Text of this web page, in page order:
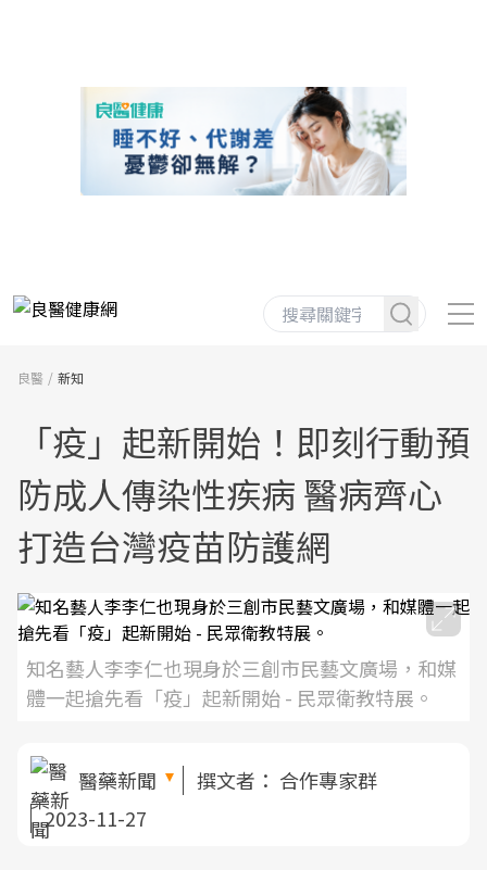
良醫 新知
「疫」起新開始！即刻行動預
防成人傳染性疾病 醫病齊心
打造台灣疫苗防護網
知名藝人李李仁也現身於三創市民藝文廣場，和媒
體一起搶先看「疫」起新開始 - 民眾衛教特展。
醫藥新聞 撰文者： 合作專家群
2023-11-27